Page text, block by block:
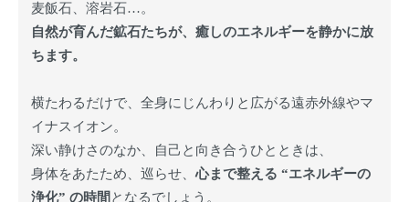
麦飯石、溶岩石…。
自然が育んだ鉱石たちが、癒しのエネルギーを静かに放
ちます。
横たわるだけで、全身にじんわりと広がる遠赤外線やマ
イナスイオン。
深い静けさのなか、自己と向き合うひとときは、
身体をあたため、巡らせ、心まで整える “エネルギーの
浄化” の時間 となるでしょう。